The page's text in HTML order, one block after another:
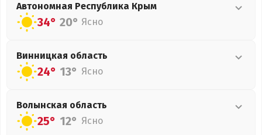
Автономная Республика Крым
34° 20° Ясно
Винницкая область
24° 13° Ясно
Волынская область
25° 12° Ясно